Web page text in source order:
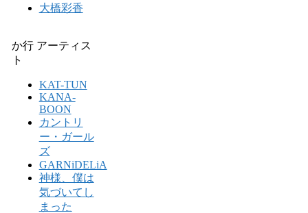
大橋彩香
か行 アーティス
ト
KAT-TUN
KANA-
BOON
カントリ
ー・ガール
ズ
GARNiDELiA
神様、僕は
気づいてし
まった